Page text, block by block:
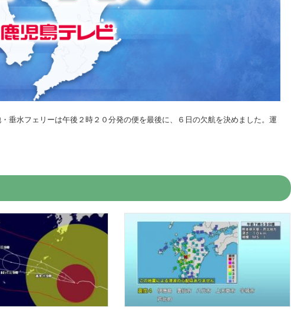
垂水フェリーは午後２時２０分発の便を最後に、６日の欠航を決めました。運